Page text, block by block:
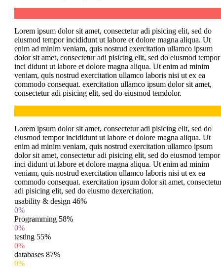
Lorem ipsum dolor sit amet, consectetur adi pisicing elit, sed do
eiusmod tempor incididunt ut labore et dolore magna aliqua. Ut
enim ad minim veniam, quis nostrud exercitation ullamco ipsum
dolor sit amet, consectetur adi pisicing elit, sed do eiusmod tempor
inci didunt ut labore et dolore magna aliqua. Ut enim ad minim
veniam, quis nostrud exercitation ullamco laboris nisi ut ex ea
commodo consequat. exercitation ullamco ipsum dolor sit amet,
consectetur adi pisicing elit, sed do eiusmod temdolor.
Lorem ipsum dolor sit amet, consectetur adi pisicing elit, sed do
eiusmod tempor incididunt ut labore et dolore magna aliqua. Ut
enim ad minim veniam, quis nostrud exercitation ullamco ipsum
dolor sit amet, consectetur adi pisicing elit, sed do eiusmod tempor
inci didunt ut labore et dolore magna aliqua. Ut enim ad minim
veniam, quis nostrud exercitation ullamco laboris nisi ut ex ea
commodo consequat. exercitation ipsum dolor sit amet,
adi pisicing elit, sed do eiusmo dexercitation.
usability & design 46%
0%
Programming 58%
0%
testing 55%
0%
databases 87%
0%